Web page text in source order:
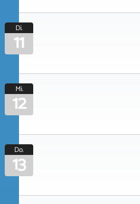
Di.
11
Mi.
12
Do.
13